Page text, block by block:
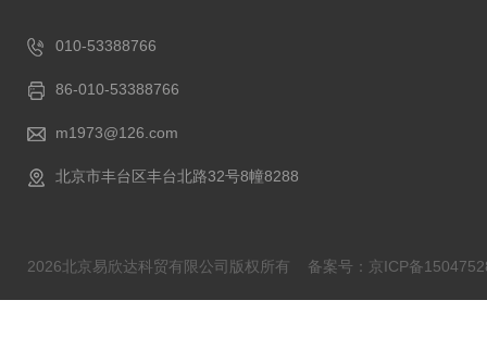
010-53388766
86-010-53388766
m1973@126.com
北京市丰台区丰台北路32号8幢8288
2026北京易欣达科贸有限公司版权所有 备案号：京ICP备